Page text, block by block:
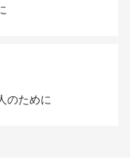
のために